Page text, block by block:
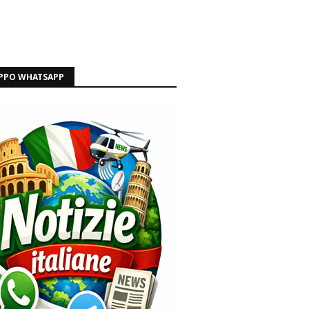
WHATSAPP